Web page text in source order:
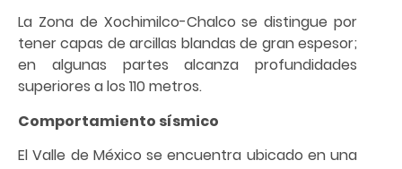
La Zona de Xochimilco-Chalco se distingue por
tener capas de arcillas blandas de gran espesor;
en algunas partes alcanza profundidades
superiores a los 110 metros.
Comportamiento sísmico
El Valle de México se encuentra ubicado en una